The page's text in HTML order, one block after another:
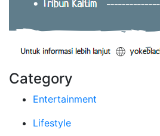
Category
Entertainment
Lifestyle